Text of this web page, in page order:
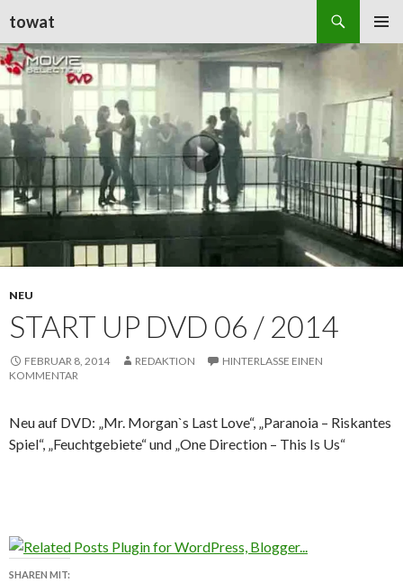
towat
INHALT
SPRINGEN
NEU
START UP DVD 06 / 2014
FEBRUAR 8, 2014 REDAKTION
HINTERLASSE EINEN
KOMMENTAR
Neu auf DVD: „Mr. Morgan`s Last Love“, „Paranoia – Riskantes
Spiel“, „Feuchtgebiete“ und „One Direction – This Is Us“
SHAREN MIT: